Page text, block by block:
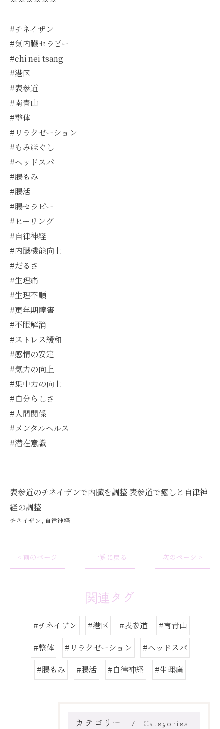
#チネイザン
#氣内臓セラピー
#chi nei tsang
#港区
#表参道
#南青山
#整体
#リラクゼーション
#もみほぐし
#ヘッドスパ
#腸もみ
#腸活
#腸セラピー
#ヒーリング
#自律神経
#内臓機能向上
#だるさ
#生理痛
#生理不順
#更年期障害
#不眠解消
#ストレス緩和
#感情の安定
#気力の向上
#集中力の向上
#自分らしさ
#人間関係
#メンタルヘルス
#潜在意識
表参道のチネイザンで内臓を調整 表参道で癒しと自律神
経の調整
チネイザン 自律神経
< 前のページ 一覧に戻る 次のページ >
関連タグ
#チネイザン #港区 #表参道
#南青山
#整体
#リラクゼーション
#ヘッドスパ
#腸もみ
#腸活 #自律神経 #生理痛
カテゴリー Categories